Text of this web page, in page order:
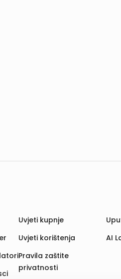
Uvjeti kupnje
Uvjeti korištenja
Pravila zaštite
privatnosti
AI